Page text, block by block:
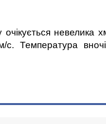
невелика
с. Температура